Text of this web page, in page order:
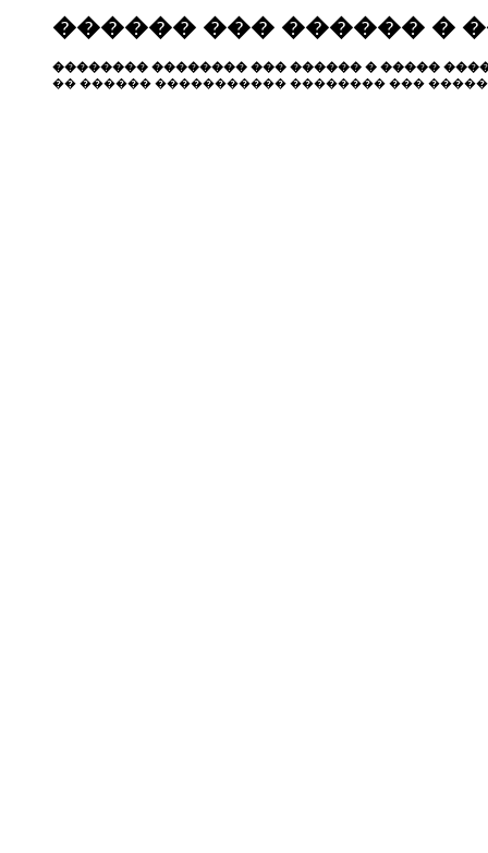
������ ��� ������ �
�������� �������� ��� ������ � �����
�� ������ ����������� �������� ���